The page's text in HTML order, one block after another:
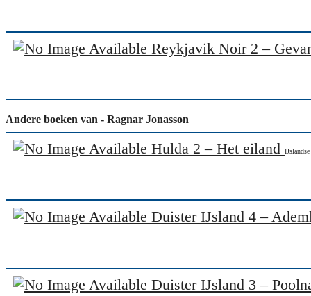
Reykjavik Noir 2 –
Andere boeken van - Ragnar Jonasson
Hulda 2 – Het eiland
Duister IJsland 4 –
Duister IJsland 3 –